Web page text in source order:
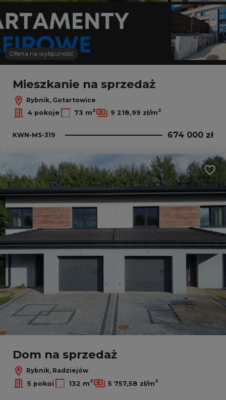
Oferta na wyłączność
Mieszkanie na sprzedaż
Rybnik, Gotartowice
4 pokoje
73 m2 9 218,99 zł/m2
KWN-MS-319 674 000 zł
Dom na sprzedaż
Rybnik, Radziejów
5 pokoi
132 m2 5 757,58 zł/m2